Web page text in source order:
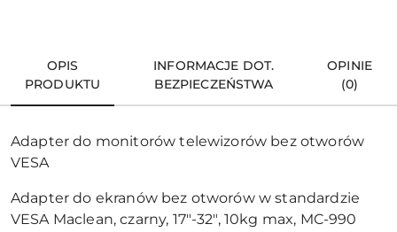
OPIS
PRODUKTU
INFORMACJE DOT.
BEZPIECZEŃSTWA
OPINIE
(0)
Adapter do monitorów telewizorów bez otworów
VESA
Adapter do ekranów bez otworów w standardzie
VESA Maclean, czarny, 17"-32", 10kg max, MC-990